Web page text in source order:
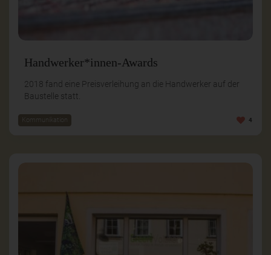
Handwerker*innen-Awards
2018 fand eine Preisverleihung an die Handwerker auf der
Baustelle statt.
Kommunikation 4